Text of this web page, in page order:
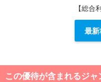
【総合
最
この優待が含まれるジャ